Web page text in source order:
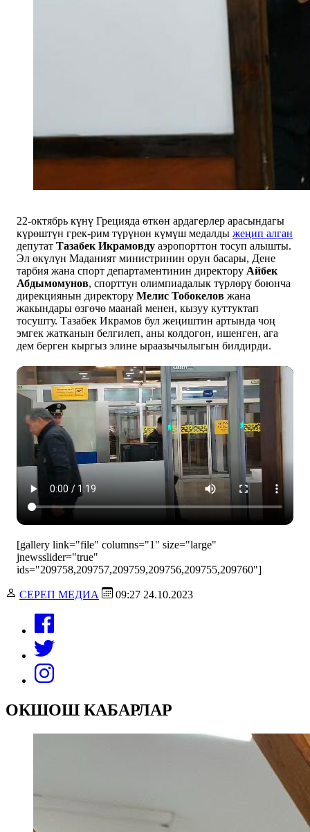
22-октябрь күнү Грецияда өткөн ардагерлер арасындагы
күрөштүн грек-рим түрүнөн күмүш медалды жеңип алган
депутат Тазабек Икрамовду аэропорттон тосуп алышты.
Эл өкүлүн Маданият министринин орун басары, Дене
тарбия жана спорт департаментинин директору Айбек
Абдымомунов, спорттун олимпиадалык түрлөрү боюнча
дирекциянын директору Мелис Тобокелов жана
жакындары өзгөчө маанай менен, кызуу куттуктап
тосушту. Тазабек Икрамов бул жеңиштин артында чоң
эмгек жатканын белгилеп, аны колдогон, ишенген, ага
дем берген кыргыз элине ыраазычылыгын билдирди.
[gallery link="file" columns="1" size="large"
jnewsslider="true"
ids="209758,209757,209759,209756,209755,209760"]
СЕРЕП МЕДИА 09:27 24.10.2023
ОКШОШ КАБАРЛАР